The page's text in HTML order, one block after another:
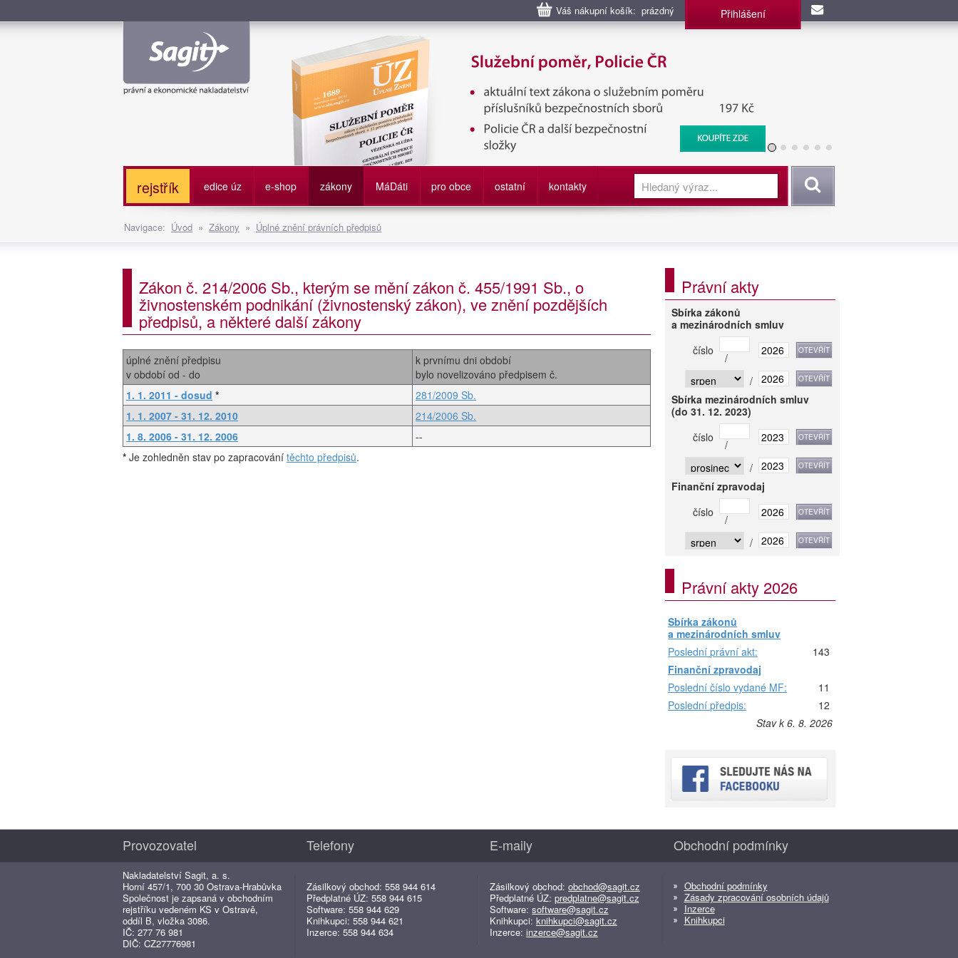
Váš nákupní košík: prázdný Přihlášení
Služební poměr příslušníků bezpečnostních sborů, Policie ČR, Vězeňská služba, BIS, Zpravodajské
služby
rejstřík edice úz e-shop zákony MáDáti pro obce ostatní kontakty Vyhledat
Navigace: Úvod » Zákony » Úplné znění právních předpisů
Zákon č. 214/2006 Sb., kterým se mění zákon č. 455/1991 Sb., o
živnostenském podnikání (živnostenský zákon), ve znění pozdějších
předpisů, a některé další zákony
úplné znění předpisu
v období od - do
k prvnímu dni období
bylo novelizováno předpisem č.
1. 1. 2011 - dosud *
281/2009 Sb.
1. 1. 2007 - 31. 12. 2010
214/2006 Sb.
1. 8. 2006 - 31. 12. 2006
--
* Je zohledněn stav po zapracování těchto předpisů.
Právní akty
Sbírka zákonů
a mezinárodních smluv
číslo
/
/
Sbírka mezinárodních smluv
(do 31. 12. 2023)
číslo
/
/
Finanční zpravodaj
číslo
/
/
Právní akty 2026
Sbírka zákonů
a mezinárodních smluv
Poslední právní akt:
143
Finanční zpravodaj
Poslední číslo vydané MF:
11
Poslední předpis:
12
Stav k 6. 8. 2026
Provozovatel
Nakladatelství Sagit, a. s.
Horní 457/1, 700 30 Ostrava-Hrabůvka
Společnost je zapsaná v obchodním
rejstříku vedeném KS v Ostravě,
oddíl B, vložka 3086.
IČ: 277 76 981
DIČ: CZ27776981
Telefony
Zásilkový obchod: 558 944 614
Předplatné ÚZ: 558 944 615
Software: 558 944 629
Knihkupci: 558 944 621
Inzerce: 558 944 634
E-maily
Zásilkový obchod: obchod@sagit.cz
Předplatné ÚZ: predplatne@sagit.cz
Software: software@sagit.cz
Knihkupci: knihkupci@sagit.cz
Inzerce: inzerce@sagit.cz
Obchodní podmínky
Obchodní podmínky
Zásady zpracování osobních údajů
Inzerce
Knihkupci